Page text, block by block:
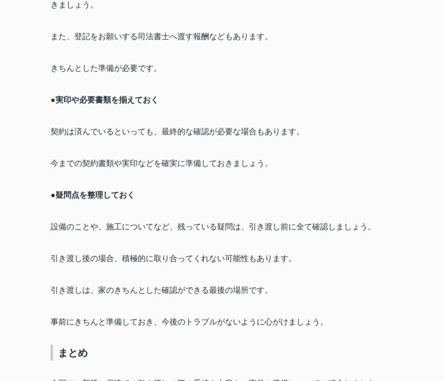
きましょう。
また、登記をお願いする司法書士へ渡す報酬などもあります。
きちんとした準備が必要です。
●実印や必要書類を揃えておく
契約は済んでいるといっても、最終的な確認が必要な場合もあります。
今までの契約書類や実印などを確実に準備しておきましょう。
●疑問点を整理しておく
設備のことや、施工についてなど、残っている疑問は、引き渡し前に全て確認しましょう。
引き渡し後の場合、積極的に取り合ってくれない可能性もあります。
引き渡しは、家のきちんとした確認ができる最後の場所です。
事前にきちんと準備しておき、今後のトラブルがないように心がけましょう。
まとめ